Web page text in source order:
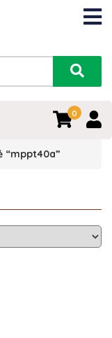
0
“mppt40a”